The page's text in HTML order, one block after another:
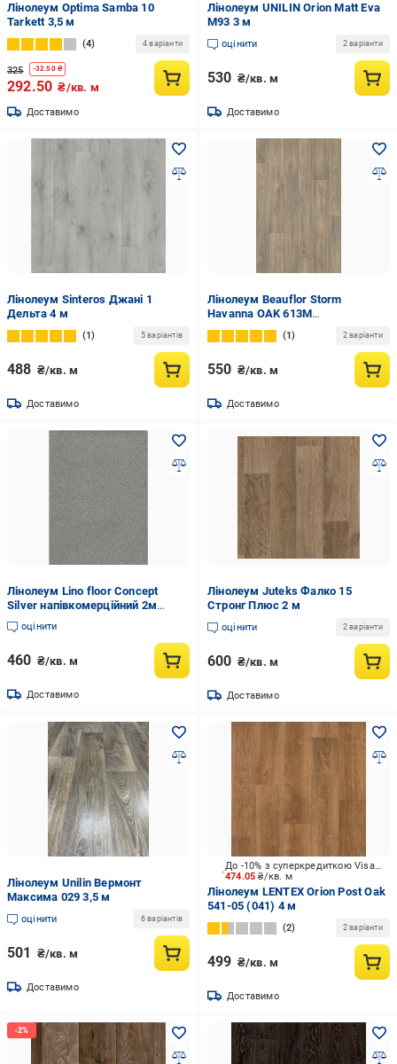
Лінолеум Optima Samba 10
Tarkett 3,5 м
4 4 варіанти
325 -32.50₴
292.50 ₴/кв. м
Доставимо
Лінолеум UNILIN Orion Matt Eva
M93 3 м
оцінити 2 варіанти
530 ₴/кв. м
Доставимо
Лінолеум Sinteros Джані 1
Дельта 4 м
1 5 варіантів
488 ₴/кв. м
Доставимо
Лінолеум Beauflor Storm
Havanna OAK 613M
напівкомерційний 4 м Дерево
1 2 варіанти
550 ₴/кв. м
Доставимо
Лінолеум Lino floor Concept
Silver напівкомерційний 2м
Світло-Сірий крихта (Concept
Silver)
оцінити
460 ₴/кв. м
Доставимо
Лінолеум Juteks Фалко 15
Стронг Плюс 2 м
оцінити 2 варіанти
600 ₴/кв. м
Доставимо
Лінолеум Unilin Вермонт
Максима 029 3,5 м
оцінити 6 варіантів
501 ₴/кв. м
Доставимо
474.05₴/кв. м
До -10% з суперкредиткою Visa Вигода
Лінолеум LENTEX Orion Post Oak
541-05 (041) 4 м
2 2 варіанти
499 ₴/кв. м
Доставимо